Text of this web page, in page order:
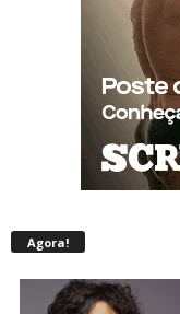
Agora!